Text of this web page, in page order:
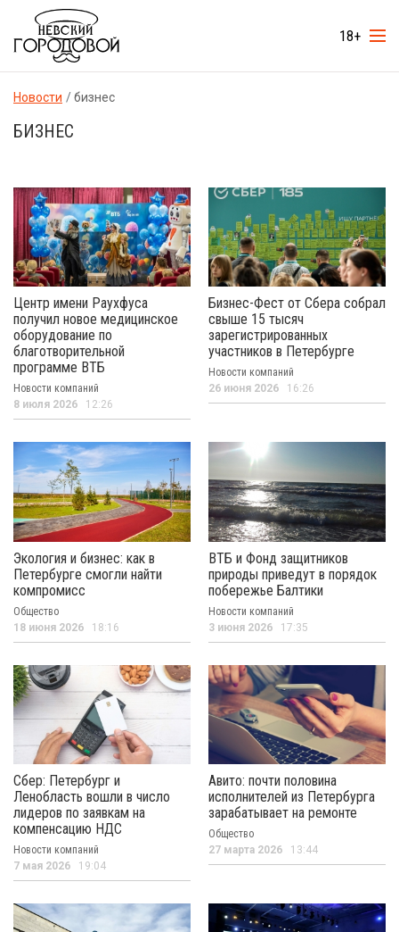
18+
Новости бизнес
БИЗНЕС
Центр имени Раухфуса
получил новое медицинское
оборудование по
благотворительной
программе ВТБ
Новости компаний
8 июля 2026 12:26
Бизнес-Фест от Сбера собрал
свыше 15 тысяч
зарегистрированных
участников в Петербурге
Новости компаний
26 июня 2026 16:26
Экология и бизнес: как в
Петербурге смогли найти
компромисс
Общество
18 июня 2026 18:16
ВТБ и Фонд защитников
природы приведут в порядок
побережье Балтики
Новости компаний
3 июня 2026 17:35
Сбер: Петербург и
Ленобласть вошли в число
лидеров по заявкам на
компенсацию НДС
Новости компаний
7 мая 2026 19:04
Авито: почти половина
исполнителей из Петербурга
зарабатывает на ремонте
Общество
27 марта 2026 13:44